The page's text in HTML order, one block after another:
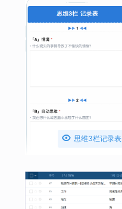
 思维3栏记录表